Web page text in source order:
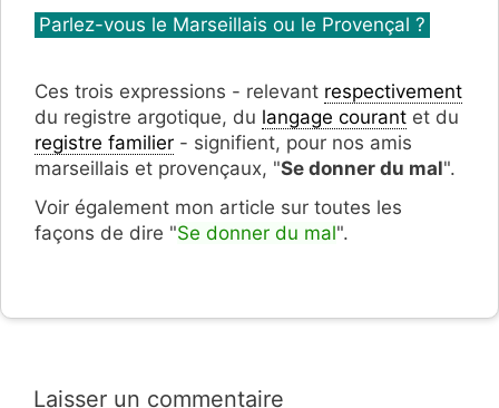
Catégories
Parlez-vous le Marseillais ou le Provençal ?
Ces trois expressions - relevant respectivement
du registre argotique, du langage courant et du
registre familier - signifient, pour nos amis
marseillais et provençaux, "Se donner du mal".
Voir également mon article sur toutes les
façons de dire "Se donner du mal".
Laisser un commentaire